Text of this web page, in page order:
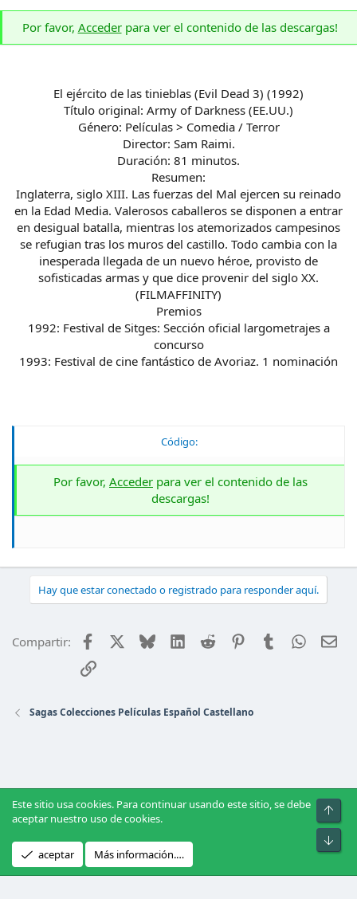
Por favor, Accederpara ver el contenido de las descargas!
El ejército de las tinieblas (Evil Dead 3) (1992)
Título original: Army of Darkness (EE.UU.)
Género: Películas > Comedia / Terror
Director: Sam Raimi.
Duración: 81 minutos.
Resumen:
Inglaterra, siglo XIII. Las fuerzas del Mal ejercen su reinado
en la Edad Media. Valerosos caballeros se disponen a entrar
en desigual batalla, mientras los atemorizados campesinos
se refugian tras los muros del castillo. Todo cambia con la
inesperada llegada de un nuevo héroe, provisto de
sofisticadas armas y que dice provenir del siglo XX.
(FILMAFFINITY)
Premios
1992: Festival de Sitges: Sección oficial largometrajes a
concurso
1993: Festival de cine fantástico de Avoriaz. 1 nominación
Código:
Por favor, Acceder para ver el contenido de las
descargas!
Hay que estar conectado o registrado para responder aquí.
Compartir: Facebook BlueskyLinkedIn
Reddit PinterestTumblr
Enlace
Sagas Colecciones Películas Español Castellano
Community platform by XenForo® © 2010-2026 XenForo Ltd.
Xenforo
Theme© by ©XenTR|Xenforo Add-ons
Este sitio usa cookies. Para continuar usando este sitio, se debe
aceptar nuestro uso de cookies.
aceptar Más información.…